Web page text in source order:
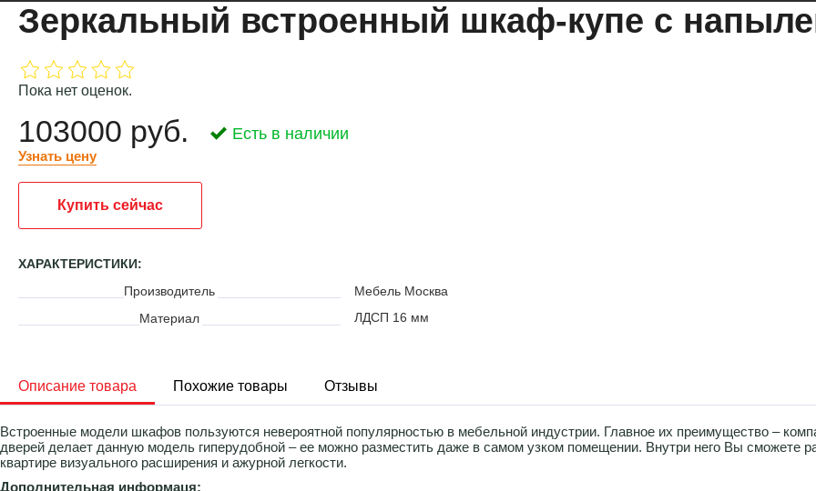
Зеркальный встроенный шкаф-купе с
Пока нет оценок.
103000 руб. Есть в наличии
Узнать цену
Купить сейчас
ХАРАКТЕРИСТИКИ:
Производитель
Мебель Москва
Материал
ЛДСП 16 мм
Описание товара Похожие товары Отзывы
Встроенные модели шкафов пользуются невероятной популярностью в мебельной индустрии. Главное их преимущество –
дверей делает данную модель гиперудобной – ее можно разместить даже в самом узком помещении. Внутри него Вы сможете
квартире визуального расширения и ажурной легкости.
Дополнительная информаця: